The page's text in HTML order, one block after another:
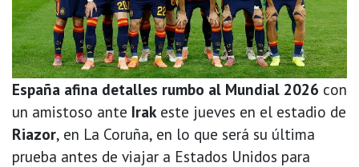
España afina detalles rumbo al Mundial 2026 con
un amistoso ante Irak este jueves en el estadio de
Riazor, en La Coruña, en lo que será su última
prueba antes de viajar a Estados Unidos para